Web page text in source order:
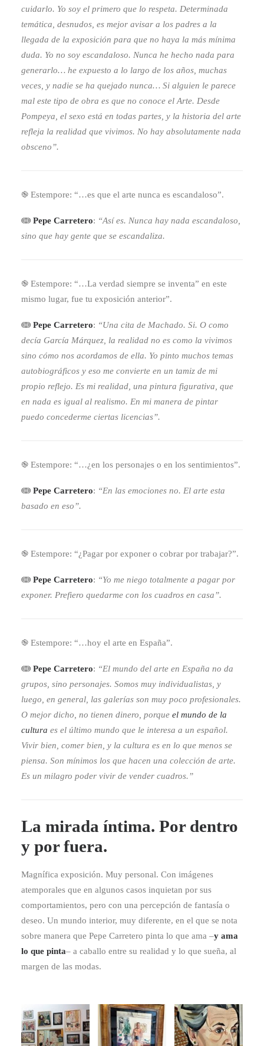
cuidarlo. Yo soy el primero que lo respeta. Determinada
temática, desnudos, es mejor avisar a los padres a la
llegada de la exposición para que no haya la más mínima
duda. Yo no soy escandaloso. Nunca he hecho nada para
generarlo… he expuesto a lo largo de los años, muchas
veces, y nadie se ha quejado nunca… Si alguien le parece
mal este tipo de obra es que no conoce el Arte. Desde
Pompeya, el sexo está en todas partes, y la historia del arte
refleja la realidad que vivimos. No hay absolutamente nada
obsceno”.
֎ Estempore: “…es que el arte nunca es escandaloso”.
ↈ Pepe Carretero: “Así es. Nunca hay nada escandaloso,
sino que hay gente que se escandaliza.
֎ Estempore: “…La verdad siempre se inventa” en este
mismo lugar, fue tu exposición anterior”.
ↈ Pepe Carretero: “Una cita de Machado. Si. O como
decía García Márquez, la realidad no es como la vivimos
sino cómo nos acordamos de ella. Yo pinto muchos temas
autobiográficos y eso me convierte en un tamiz de mi
propio reflejo. Es mi realidad, una pintura figurativa, que
en nada es igual al realismo. En mi manera de pintar
puedo concederme ciertas licencias”.
֎ Estempore: “…¿en los personajes o en los sentimientos”.
ↈ Pepe Carretero: “En las emociones no. El arte esta
basado en eso”.
֎ Estempore: “¿Pagar por exponer o cobrar por trabajar?”.
ↈ Pepe Carretero: “Yo me niego totalmente a pagar por
exponer. Prefiero quedarme con los cuadros en casa”.
֎ Estempore: “…hoy el arte en España”.
ↈ Pepe Carretero: “El mundo del arte en España no da
grupos, sino personajes. Somos muy individualistas, y
luego, en general, las galerías son muy poco profesionales.
O mejor dicho, no tienen dinero, porque el mundo de la
cultura es el último mundo que le interesa a un español.
Vivir bien, comer bien, y la cultura es en lo que menos se
piensa. Son mínimos los que hacen una colección de arte.
Es un milagro poder vivir de vender cuadros.”
La mirada íntima. Por dentro
y por fuera.
Magnífica exposición. Muy personal. Con imágenes
atemporales que en algunos casos inquietan por sus
comportamientos, pero con una percepción de fantasía o
deseo. Un mundo interior, muy diferente, en el que se nota
sobre manera que Pepe Carretero pinta lo que ama –y ama
lo que pinta– a caballo entre su realidad y lo que sueña, al
margen de las modas.